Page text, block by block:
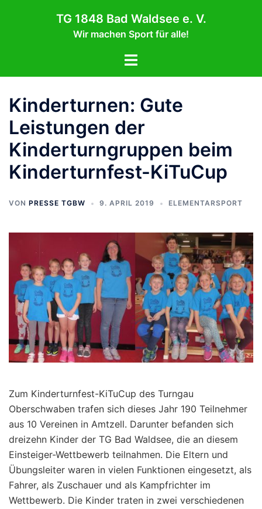
TG 1848 Bad Waldsee e. V.
Wir machen Sport für alle!
Menü
Kinderturnen: Gute
Leistungen der
Kinderturngruppen beim
Kinderturnfest-KiTuCup
VON PRESSE TGBW 9. APRIL 2019 ELEMENTARSPORT
Zum Kinderturnfest-KiTuCup des Turngau
Oberschwaben trafen sich dieses Jahr 190 Teilnehmer
aus 10 Vereinen in Amtzell. Darunter befanden sich
dreizehn Kinder der TG Bad Waldsee, die an diesem
Einsteiger-Wettbewerb teilnahmen. Die Eltern und
Übungsleiter waren in vielen Funktionen eingesetzt, als
Fahrer, als Zuschauer und als Kampfrichter im
Wettbewerb. Die Kinder traten in zwei verschiedenen